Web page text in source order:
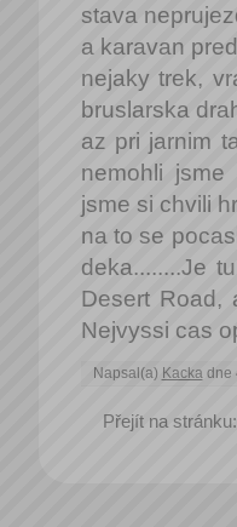
stava
a karavan
nejaky trek,
bruslarska
az pri jarnim
nemohli
jsme si chvili
na to se
deka........Je
Desert Road,
Nejvyssi cas
Napsal(a) Kackadne
Přejít na stránku: